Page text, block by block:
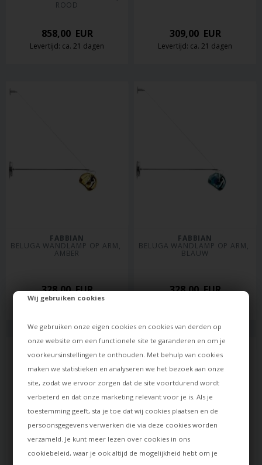
Wij gebruiken cookies
We gebruiken onze eigen cookies en cookies van derden op
onze website om een functionele site te garanderen en om je
voorkeursinstellingen te onthouden. Met behulp van cookies
maken we statistieken en analyseren we het bezoek aan onze
site, zodat we ervoor zorgen dat de site voortdurend wordt
verbeterd en dat onze marketing relevant voor je is. Als je
toestemming geeft, sta je toe dat wij cookies plaatsen en de
persoonsgegevens verwerken die via deze cookies worden
verzameld. Je kunt meer lezen over cookies in ons
cookiebeleid, waar je ook altijd de mogelijkheid hebt om je
ROOD
858,00EUR
Levertijd: ca. 21 dagen
309,00EUR
Levertijd: ca. 21 dagen
FABBIAN
BELUGA WANDLAMP OP ARM,
AMBER
328,00EUR
Levertijd: ca. 21 dagen
FABBIAN
BELUGA WANDLAMP OP ARM,
BLAUW
328,00EUR